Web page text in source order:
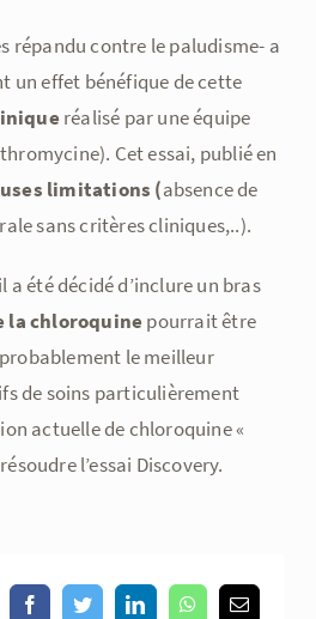
répandu contre le paludisme- a
un effet bénéfique de cette
réalisé par une équipe
Cet essai, publié en
limitations (absence de
sans critères cliniques,..).
été décidé d’inclure un bras
la chloroquine pourrait être
le meilleur
de soins particulièrement
actuelle de chloroquine «
l’essai Discovery.
FacebookTwitterLinkedInWhatsApp
Email